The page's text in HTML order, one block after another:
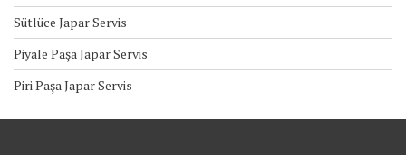
Sütlüce Japar Servis
Piyale Paşa Japar Servis
Piri Paşa Japar Servis